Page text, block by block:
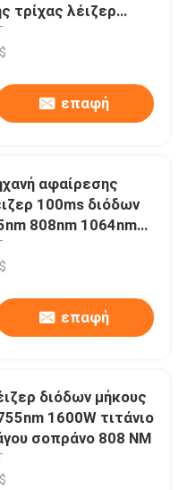
τρίχας λέιζερ
κύματος
επαφή
αφαίρεσης
100ms διόδων
808nm 1064nm
επαφή
διόδων μήκους
1600W τιτάνιο
σοπράνο 808 NM